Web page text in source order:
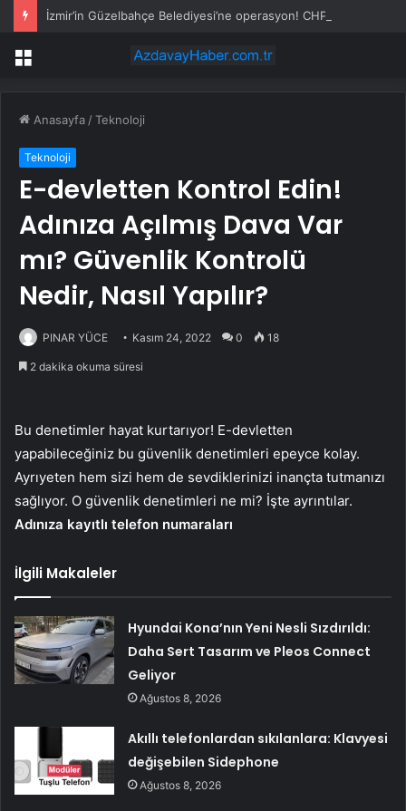
Menü
Anasayfa /Teknoloji
Teknoloji
E-devletten Kontrol Edin!
Adınıza Açılmış Dava Var
mı? Güvenlik Kontrolü
Nedir, Nasıl Yapılır?
PINAR YÜCE Kasım 24, 2022 0 18
2 dakika okuma süresi
Bu denetimler hayat kurtarıyor! E-devletten
yapabileceğiniz bu güvenlik denetimleri epeyce kolay.
Ayrıyeten hem sizi hem de sevdiklerinizi inançta tutmanızı
sağlıyor. O güvenlik denetimleri ne mi? İşte ayrıntılar.
Adınıza kayıtlı telefon numaraları
İlgili Makaleler
Hyundai Kona’nın Yeni Nesli Sızdırıldı:
Daha Sert Tasarım ve Pleos Connect
Geliyor
Ağustos 8, 2026
Akıllı telefonlardan sıkılanlara: Klavyesi
değişebilen Sidephone
Ağustos 8, 2026